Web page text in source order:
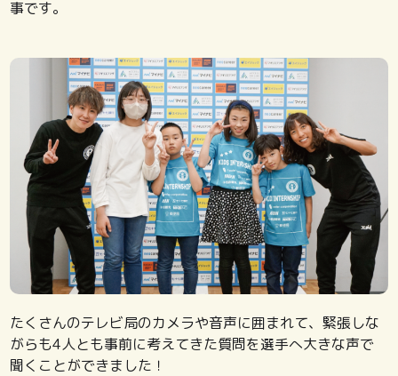
事です。
たくさんのテレビ局のカメラや音声に囲まれて、緊張しな
がらも4人とも事前に考えてきた質問を選手へ大きな声で
聞くことができました！